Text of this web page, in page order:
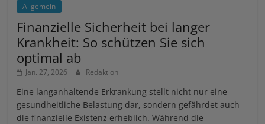
Allgemein
Finanzielle Sicherheit bei langer
Krankheit: So schützen Sie sich
optimal ab
Jan. 27, 2026 Redaktion
Eine langanhaltende Erkrankung stellt nicht nur eine
gesundheitliche Belastung dar, sondern gefährdet auch
die finanzielle Existenz erheblich. Während die